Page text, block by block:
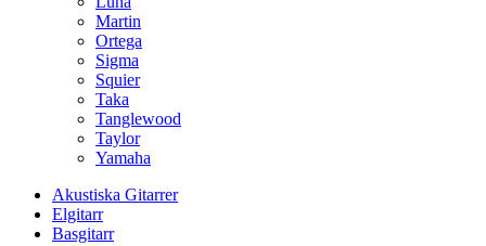
Martin
Ortega
Sigma
Squier
Taka
Tanglewood
Taylor
Yamaha
Akustiska Gitarrer
Elgitarr
Basgitarr